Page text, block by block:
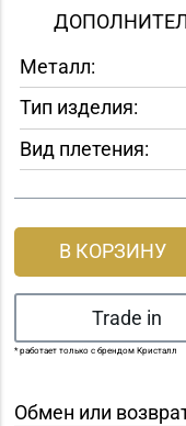
Металл:
Тип изделия:
Вид плетения:
В КОРЗИНУ
Trade in
* работает только с брендом Кристалл
Обмен или